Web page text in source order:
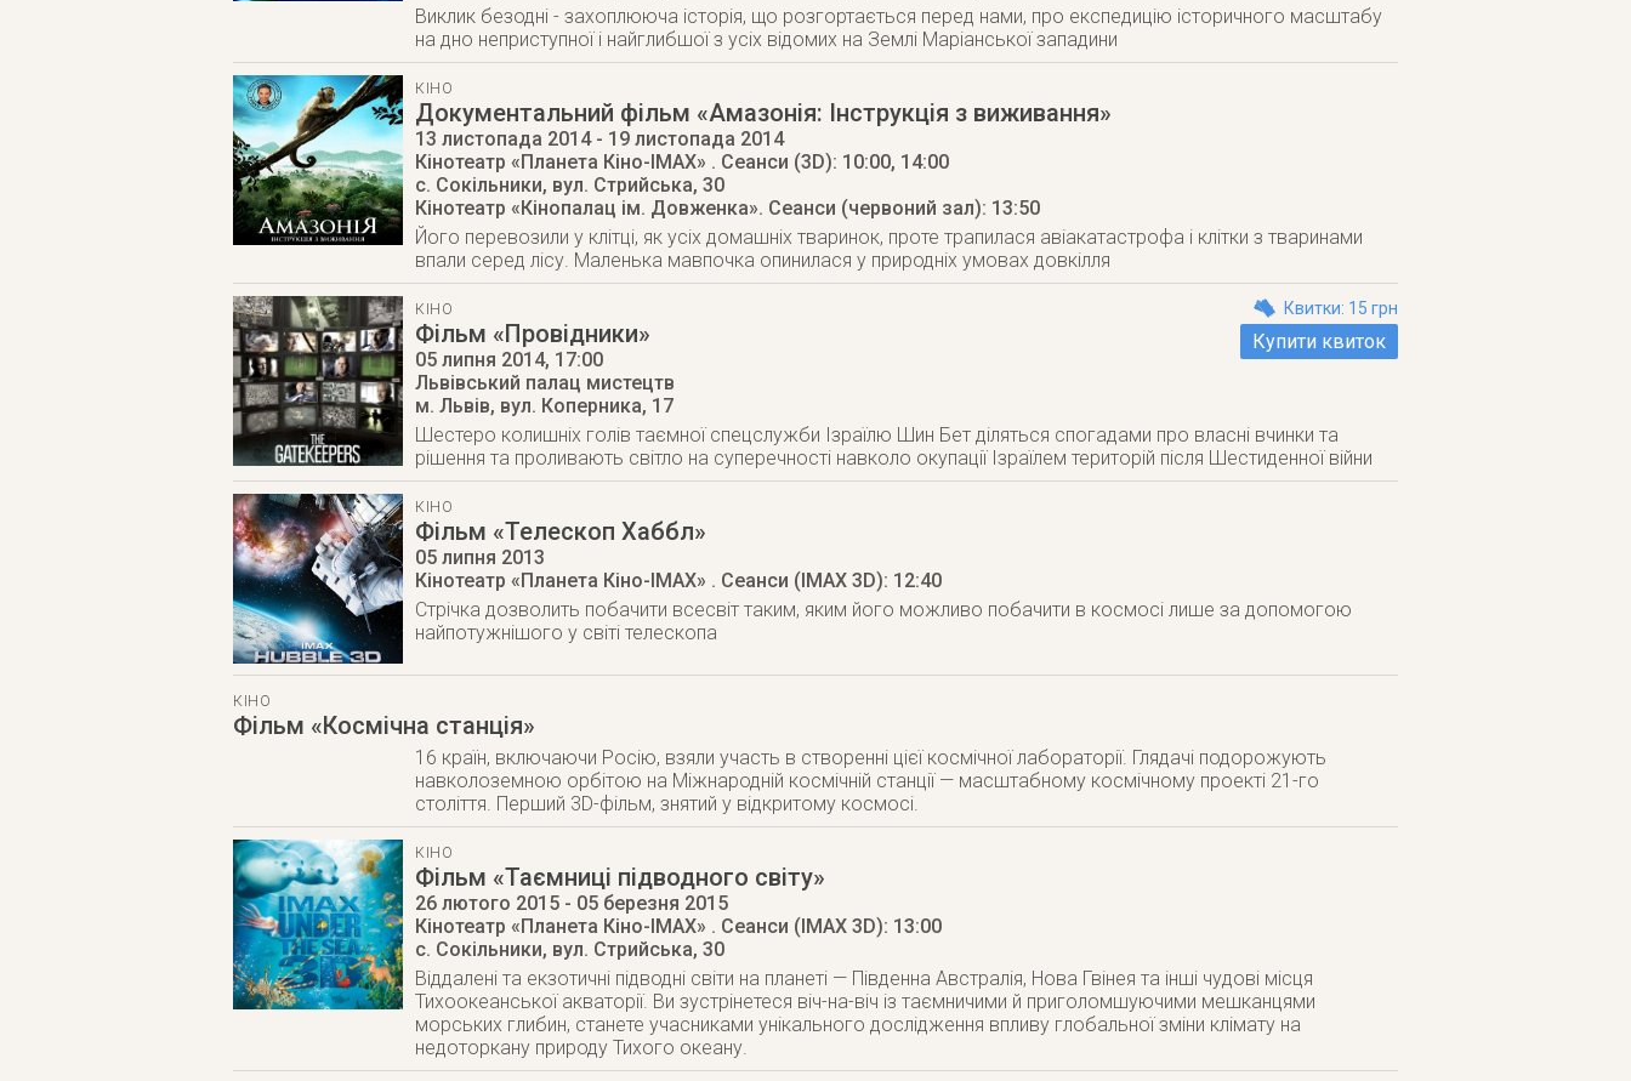
Виклик безодні - захоплююча історія, що розгортається перед нами, про експедицію історичного масштабу
на дно неприступної і найглибшої з усіх відомих на Землі Маріанської западини
КІНО
Документальний фільм «Амазонія: Інструкція з виживання»
13 листопада 2014- 19 листопада 2014
Кінотеатр «Планета Кіно-IMAX» . Сеанси (3D): 10:00, 14:00
с. Сокільники, вул. Стрийська, 30
Кінотеатр «Кінопалац ім. Довженка». Сеанси (червоний зал): 13:50
Його перевозили у клітці, як усіх домашніх тваринок, проте трапилася авіакатастрофа і клітки з тваринами
впали серед лісу. Маленька мавпочка опинилася у природніх умовах довкілля
КІНО Квитки: 15 грн
Купити квиток
Фільм «Провідники»
05 липня 2014, 17:00
Львівський палац мистецтв
м. Львів, вул. Коперника, 17
Шестеро колишніх голів таємної спецслужби Ізраїлю Шин Бет діляться спогадами про власні вчинки та
рішення та проливають світло на суперечності навколо окупації Ізраїлем територій після Шестиденної війни
КІНО
Фільм «Телескоп Хаббл»
05 липня 2013
Кінотеатр «Планета Кіно-IMAX» . Сеанси (IMAX 3D): 12:40
Стрічка дозволить побачити всесвіт таким, яким його можливо побачити в космосі лише за допомогою
найпотужнішого у світі телескопа
КІНО
Фільм «Космічна станція»
16 країн, включаючи Росію, взяли участь в створенні цієї космічної лабораторії. Глядачі подорожують
навколоземною орбітою на Міжнародній космічній стан­ції — масштабному космічному проекті 21-го
століття. Перший 3D-фільм, знятий у відкритому кос­мосi.
КІНО
Фільм «Таємниці підводного світу»
26 лютого 2015 - 05 березня 2015
Кінотеатр «Планета Кіно-IMAX» . Сеанси (IMAX 3D): 13:00
с. Сокільники, вул. Стрийська, 30
Віддалені та екзотичні підводні світи на планеті — Південна Австралія, Нова Гвінея та інші чудові місця
Тихоокеанської акваторії. Ви зустрінетеся віч-на-віч із таємничими й приголомшуючими мешканцями
морських глибин, станете учасниками унікального дослідження впливу глобальної зміни клімату на
недоторкану природу Тихого океану.